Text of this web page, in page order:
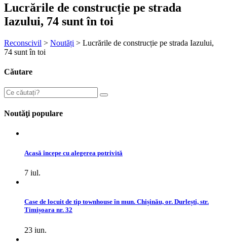
Lucrările de construcție pe strada
Iazului, 74 sunt în toi
Reconscivil > Noutăți > Lucrările de construcție pe strada Iazului,
74 sunt în toi
Căutare
Noutăţi populare
Acasă începe cu alegerea potrivită
7 iul.
Case de locuit de tip townhouse în mun. Chișinău, or. Durlești, str.
Timișoara nr. 32
23 iun.